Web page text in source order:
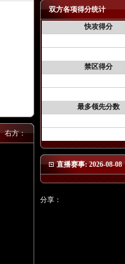
右方：
双方各项得分统计
快攻得分
禁区得分
最多领先分数
直播赛事: 2026-08-08
分享：